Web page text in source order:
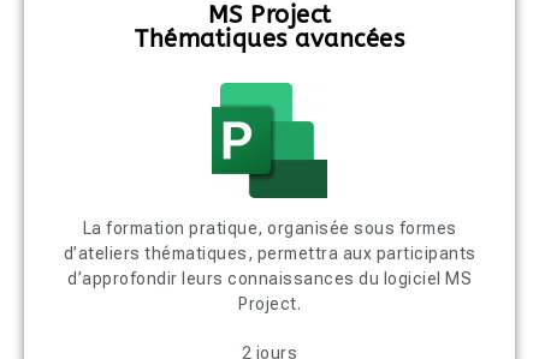
MS Project
Thématiques avancées
La formation pratique, organisée sous formes
d’ateliers thématiques, permettra aux participants
d’approfondir leurs connaissances du logiciel MS
Project.
2 jours